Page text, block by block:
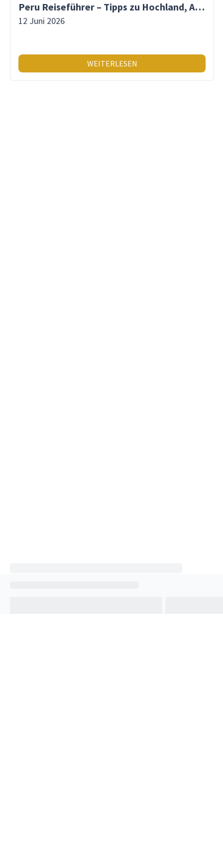
Peru Reiseführer – Tipps zu Hochland, Amazonas & Inka-Erbe
12 Juni 2026
WEITERLESEN